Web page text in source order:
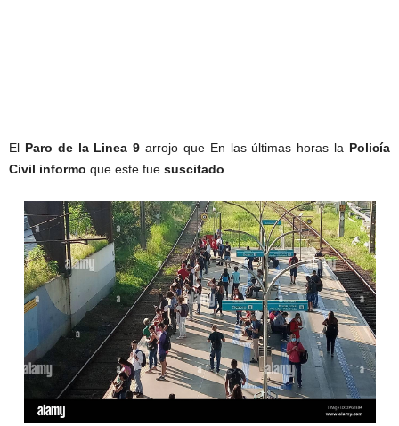
El Paro de la Linea 9 arrojo que En las últimas horas la Policía
Civil informo que este fue suscitado